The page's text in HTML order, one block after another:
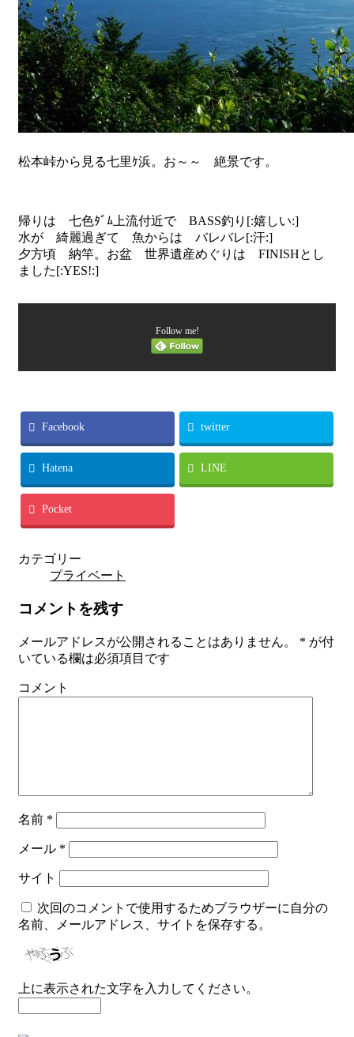
松本峠から見る七里ｹ浜。お～～ 絶景です。
帰りは 七色ﾀﾞﾑ上流付近で BASS釣り[:嬉しい:]
水が 綺麗過ぎて 魚からは バレバレ[:汗:]
夕方頃 納竿。お盆 世界遺産めぐりは FINISHとし
ました[:YES!:]
Follow me!
Facebook twitter
Hatena LINE
Pocket
カテゴリー
プライベート
コメントを残す
メールアドレスが公開されることはありません。 * が付
いている欄は必須項目です
コメント
名前 *
メール *
サイト
次回のコメントで使用するためブラウザーに自分の
名前、メールアドレス、サイトを保存する。
上に表示された文字を入力してください。